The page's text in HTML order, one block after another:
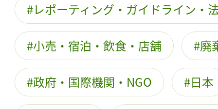
レポーティング・ガイドライン・
小売・宿泊・飲食・店舗 廃
政府・国際機関・NGO 日本